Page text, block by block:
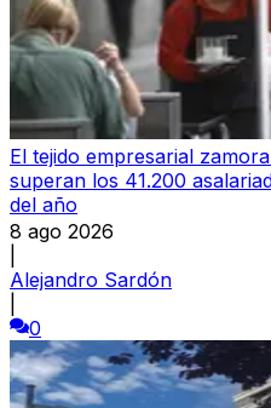
El tejido empresarial
superan los 41.200
del año
8 ago 2026
Alejandro Sardón
0